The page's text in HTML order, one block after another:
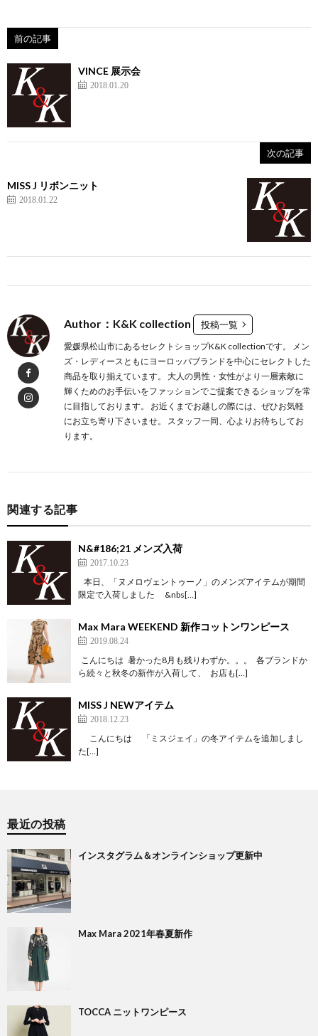
前の記事
VINCE 展示会
2018.01.20
次の記事
MISS J リボンニット
2018.01.22
Author：K&K collection 投稿一覧
愛媛県松山市にあるセレクトショップK&K collectionです。 メン
ズ・レディースともにヨーロッパブランドを中心にセレクトした
商品を取り揃えています。 大人の男性・女性がより一層素敵に
輝くためのお手伝いをファッションでご提案できるショップを常
に目指しております。 お近くまでお越しの際には、ぜひお気軽
にお立ち寄り下さいませ。 スタッフ一同、心よりお待ちしてお
ります。
関連する記事
N&#186;21 メンズ入荷
2017.10.23
本日、「ヌメロヴェントゥーノ」のメンズアイテムが期間
限定で入荷しました &nbs[…]
Max Mara WEEKEND 新作コットンワンピース
2019.08.24
こんにちは 暑かった8月も残りわずか。。。 各ブランドか
ら続々と秋冬の新作が入荷して、 お店も[…]
MISS J NEWアイテム
2018.12.23
こんにちは 「ミスジェイ」の冬アイテムを追加しまし
た[…]
最近の投稿
インスタグラム＆オンラインショップ更新中
Max Mara 2021年春夏新作
TOCCA ニットワンピース